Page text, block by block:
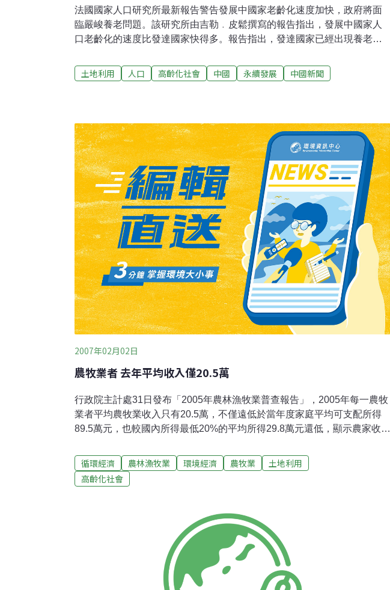
法國國家人口研究所最新報告警告發展中國家老齡化速度加快，政府將面
臨嚴峻養老問題。該研究所由吉勒﹒皮鬆撰寫的報告指出，發展中國家人
口老齡化的速度比發達國家快得多。報告指出，發達國家已經出現養老金
以準備，一旦無法應對將使大量的老人陷入貧困。由於醫學發展，預防免
疫、公共衛生系統進步和出生率下降等原因，富裕國家的老年人口比例已
14%所需要的時間。這一過程法國用了100年時間。而在中國這個世界上人
口最多的國家，這一過程雖剛剛開始，大約只需要25年完成。報告稱，中
國將在2001年至2026年間完成人口老齡化過程。在越南和敘利亞，人口正
式進入老齡化的時間更短，只需要17年。在世界最為貧困的非洲國家，雖
然還沒有老齡化
土地利用 人口 高齡化社會 中國 永續發展 中國新聞
2007年02月02日
農牧業者 去年平均收入僅20.5萬
行政院主計處31日發布「2005年農林漁牧業普查報告」，2005年每一農牧
業者平均農牧業收入只有20.5萬，不僅遠低於當年度家庭平均可支配所得
89.5萬元，也較國內所得最低20%的平均所得29.8萬元還低，顯示農家收入
續惡化。根據主計處統計，2005年底農、漁戶家庭人口分別為341.8萬人及
19.4萬人，較5年前各減少7.4%及21.1%，其中，65歲以上人口各占
18.5%、15.1%，都高於全國的9.7%，農漁業人口高齡化現象明顯；而且，
業經營者平均年齡分別為61.2歲及57.1歲，較5年前各增加2.6歲及2.5歲。
此外，根據主計處統計，2005年農牧業者平均農牧業收入只有20.5萬元。
不過，主計處表示，農家所得除了農牧業收入外，還包括非農業
循環經濟 農林漁牧業 環境經濟 農牧業
土地利用
高齡化社會